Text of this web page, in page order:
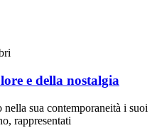
e della nostalgia
sua contemporaneità i suoi
rappresentati